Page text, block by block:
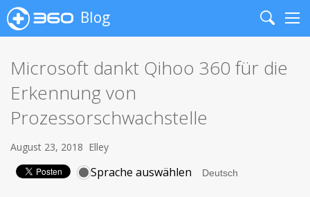
Blog
Search
Microsoft dankt Qihoo 360 für die
Erkennung von
Prozessorschwachstelle
August 23, 2018 Elley
Sprache auswählen